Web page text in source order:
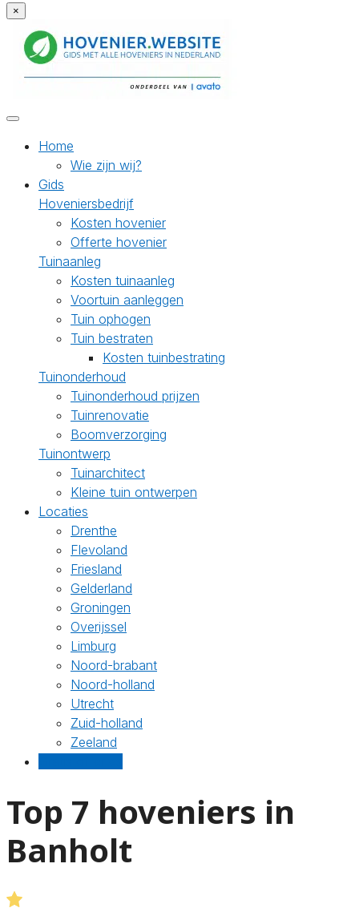
×
Home
Wie zijn wij?
Gids
Hoveniersbedrijf
Kosten hovenier
Offerte hovenier
Tuinaanleg
Kosten tuinaanleg
Voortuin aanleggen
Tuin ophogen
Tuin bestraten
Kosten tuinbestrating
Tuinonderhoud
Tuinonderhoud prijzen
Tuinrenovatie
Boomverzorging
Tuinontwerp
Tuinarchitect
Kleine tuin ontwerpen
Locaties
Drenthe
Flevoland
Friesland
Gelderland
Groningen
Overijssel
Limburg
Noord-brabant
Noord-holland
Utrecht
Zuid-holland
Zeeland
Top 7 hoveniers in
Banholt